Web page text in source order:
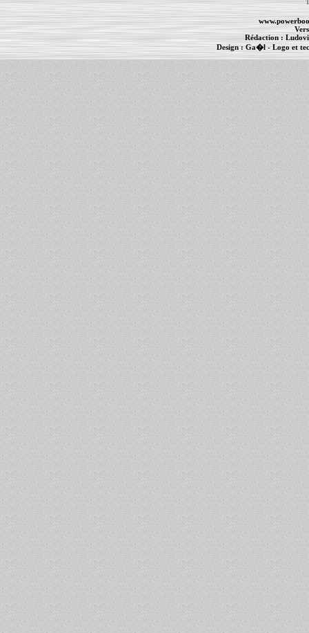
Rédaction :
Design :Ga�l- Logo et
PowerBook-MacBook Pro